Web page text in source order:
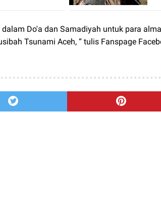
dalam Do'a dan Samadiyah untuk para
Tsunami Aceh, “ tulis Fanspage